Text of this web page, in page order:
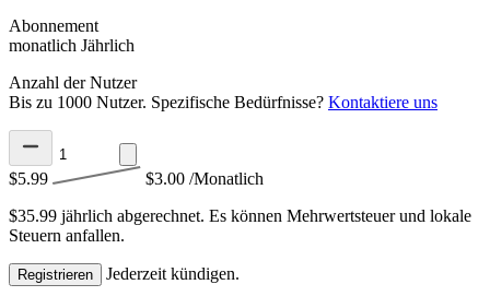
Abonnement
monatlich Jährlich
Anzahl der Nutzer
Bis zu 1000 Nutzer. Spezifische Bedürfnisse? Kontaktiere uns
$5.99 $3.00 /Monatlich
$35.99 jährlich abgerechnet. Es können Mehrwertsteuer und lokale
Steuern anfallen.
Registrieren Jederzeit kündigen.